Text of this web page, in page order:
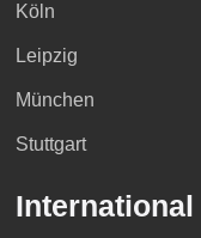
Köln
Leipzig
München
Stuttgart
International